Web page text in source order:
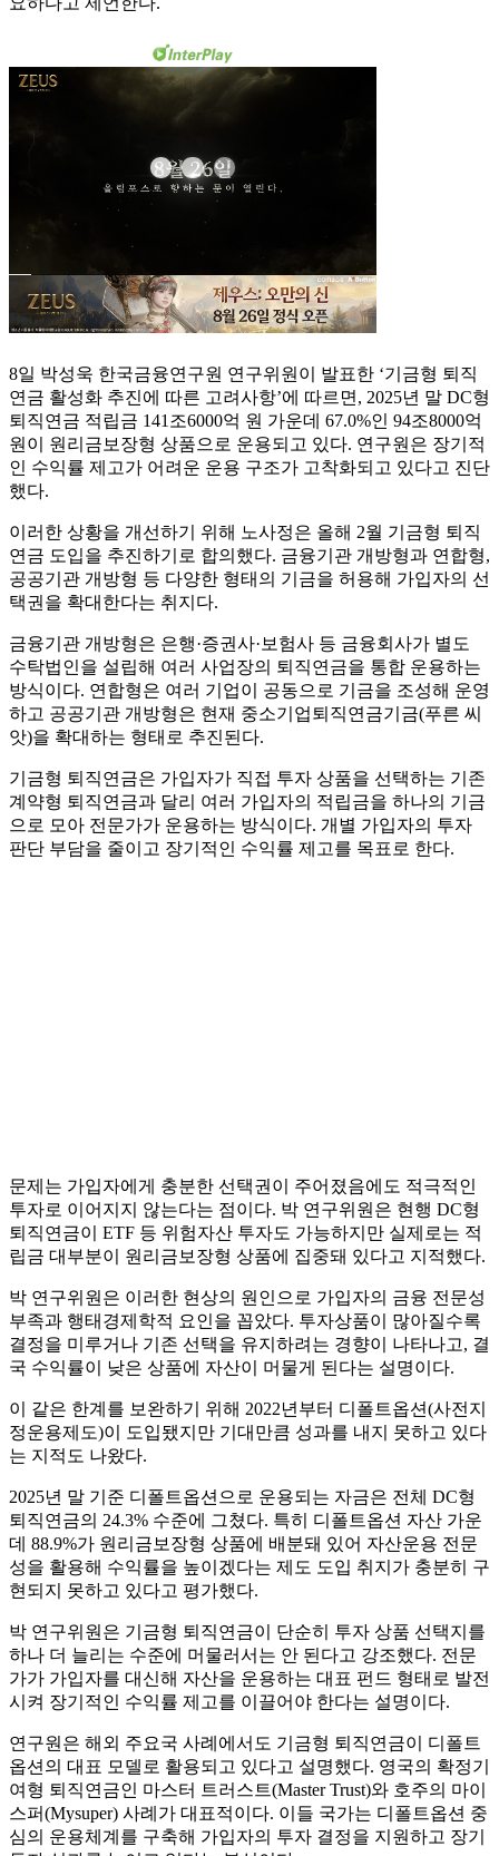
8일 박성욱 한국금융연구원 연구위원이 발표한 ‘기금형 퇴직
연금 활성화 추진에 따른 고려사항’에 따르면, 2025년 말 DC형
퇴직연금 적립금 141조6000억 원 가운데 67.0%인 94조8000억
원이 원리금보장형 상품으로 운용되고 있다. 연구원은 장기적
인 수익률 제고가 어려운 운용 구조가 고착화되고 있다고 진단
했다.
이러한 상황을 개선하기 위해 노사정은 올해 2월 기금형 퇴직
연금 도입을 추진하기로 합의했다. 금융기관 개방형과 연합형,
공공기관 개방형 등 다양한 형태의 기금을 허용해 가입자의 선
택권을 확대한다는 취지다.
금융기관 개방형은 은행·증권사·보험사 등 금융회사가 별도
수탁법인을 설립해 여러 사업장의 퇴직연금을 통합 운용하는
방식이다. 연합형은 여러 기업이 공동으로 기금을 조성해 운영
하고 공공기관 개방형은 현재 중소기업퇴직연금기금(푸른 씨
앗)을 확대하는 형태로 추진된다.
기금형 퇴직연금은 가입자가 직접 투자 상품을 선택하는 기존
계약형 퇴직연금과 달리 여러 가입자의 적립금을 하나의 기금
으로 모아 전문가가 운용하는 방식이다. 개별 가입자의 투자
판단 부담을 줄이고 장기적인 수익률 제고를 목표로 한다.
문제는 가입자에게 충분한 선택권이 주어졌음에도 적극적인
투자로 이어지지 않는다는 점이다. 박 연구위원은 현행 DC형
퇴직연금이 ETF 등 위험자산 투자도 가능하지만 실제로는 적
립금 대부분이 원리금보장형 상품에 집중돼 있다고 지적했다.
박 연구위원은 이러한 현상의 원인으로 가입자의 금융 전문성
부족과 행태경제학적 요인을 꼽았다. 투자상품이 많아질수록
결정을 미루거나 기존 선택을 유지하려는 경향이 나타나고, 결
국 수익률이 낮은 상품에 자산이 머물게 된다는 설명이다.
이 같은 한계를 보완하기 위해 2022년부터 디폴트옵션(사전지
정운용제도)이 도입됐지만 기대만큼 성과를 내지 못하고 있다
는 지적도 나왔다.
2025년 말 기준 디폴트옵션으로 운용되는 자금은 전체 DC형
퇴직연금의 24.3% 수준에 그쳤다. 특히 디폴트옵션 자산 가운
데 88.9%가 원리금보장형 상품에 배분돼 있어 자산운용 전문
성을 활용해 수익률을 높이겠다는 제도 도입 취지가 충분히 구
현되지 못하고 있다고 평가했다.
박 연구위원은 기금형 퇴직연금이 단순히 투자 상품 선택지를
하나 더 늘리는 수준에 머물러서는 안 된다고 강조했다. 전문
가가 가입자를 대신해 자산을 운용하는 대표 펀드 형태로 발전
시켜 장기적인 수익률 제고를 이끌어야 한다는 설명이다.
연구원은 해외 주요국 사례에서도 기금형 퇴직연금이 디폴트
옵션의 대표 모델로 활용되고 있다고 설명했다. 영국의 확정기
여형 퇴직연금인 마스터 트러스트(Master Trust)와 호주의 마이
스퍼(Mysuper) 사례가 대표적이다. 이들 국가는 디폴트옵션 중
심의 운용체계를 구축해 가입자의 투자 결정을 지원하고 장기